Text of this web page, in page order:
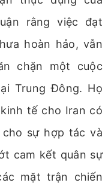
rằng việc đạt
hoàn hảo, vẫn
chặn một cuộc
Trung Đông. Họ
tế cho Iran có
sự hợp tác và
cam kết quân sự
mặt trận chiến